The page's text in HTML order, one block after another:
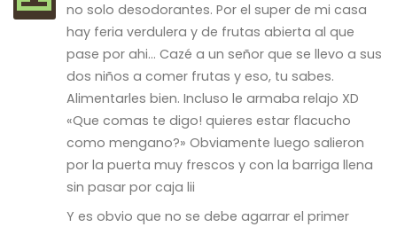
no solo desodorantes. Por el super de mi casa
hay feria verdulera y de frutas abierta al que
pase por ahi… Cazé a un señor que se llevo a sus
dos niños a comer frutas y eso, tu sabes.
Alimentarles bien. Incluso le armaba relajo XD
«Que comas te digo! quieres estar flacucho
como mengano?» Obviamente luego salieron
por la puerta muy frescos y con la barriga llena
sin pasar por caja lii
Y es obvio que no se debe agarrar el primer